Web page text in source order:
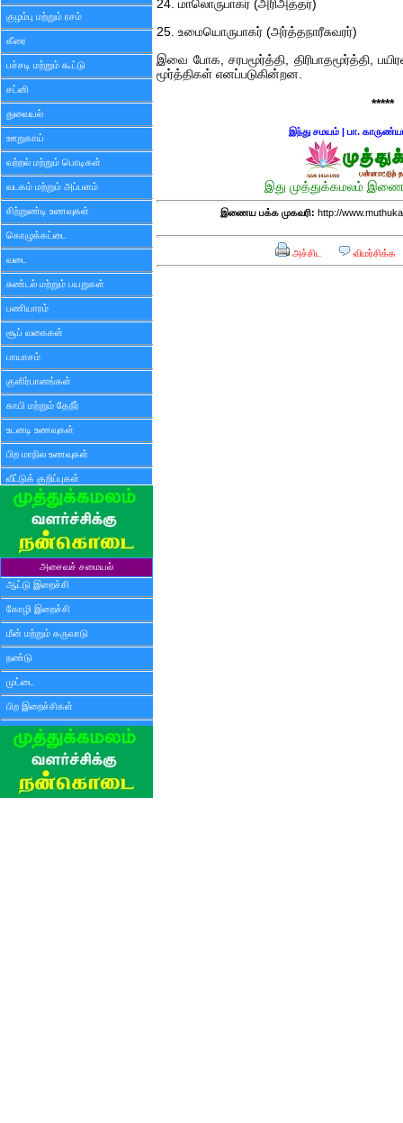
குழம்பு மற்றும் ரசம்
கீரை
பச்சடி மற்றும் கூட்டு
சட்னி
துவையல்
ஊறுகாய்
வற்றல் மற்றும் பொடிகள்
வடகம் மற்றும் அப்பளம்
சிற்றுண்டி உணவுகள்
கொழுக்கட்டை
வடை
சுண்டல் மற்றும் பயறுகள்
பணியாரம்
சூப் வகைகள்
பாயாசம்
குளிர்பானங்கள்
காபி மற்றும் தேநீர்
உடனடி உணவுகள்
பிற மாநில உணவுகள்
வீட்டுக் குறிப்புகள்
அசைவச் சமையல்
ஆட்டு இறைச்சி
கோழி இறைச்சி
மீன் மற்றும் கருவாடு
நண்டு
முட்டை
பிற இறைச்சிகள்
24. மாலொருபாகர் (அரிஅத்தர்)
25. உமையொருபாகர் (அர்த்தநாரீசுவரர்)
இவை போக, சரபமூர்த்தி, திரிபாதமூர்த்தி,
மூர்த்திகள் எனப்படுகின்றன.
*****
இந்து சமயம் | பா.
இது முத்துக்கமலம்
இணைய பக்க முகவரி: http://
அச்சிட விமர்சிக்க